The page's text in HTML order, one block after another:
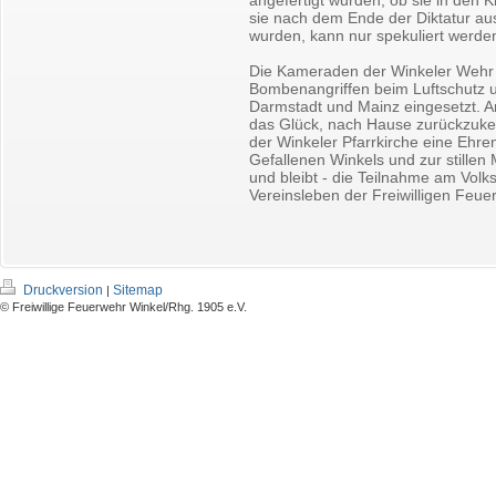
sie nach dem Ende der Diktatur
wurden, kann nur spekuliert
Die Kameraden der Winkeler
Bombenangriffen beim Luftschutz
Darmstadt und Mainz eingesetzt.
das Glück, nach Hause
der Winkeler Pfarrkirche eine
Gefallenen Winkels und zur stillen
und bleibt - die Teilnahme am
Vereinsleben der Freiwilligen
Druckversion | Sitemap
© Freiwillige Feuerwehr Winkel/Rhg. 1905 e.V.